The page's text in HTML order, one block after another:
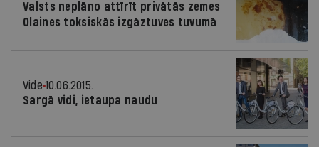
Valsts neplāno attīrīt privātās zemes
Olaines toksiskās izgāztuves tuvumā
Vide 10.06.2015.
Sargā vidi, ietaupa naudu